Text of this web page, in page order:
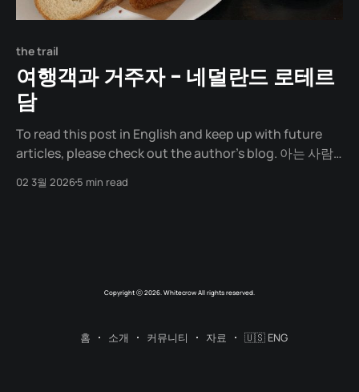
the trail
여행객과 거주자 - 네덜란드 로테르
담
To read this post in English and keep up with future
articles, please check out the author's blog. 아는 사람
은 거리도 혼자 걸을 때와 다르다. 누군가 옆에서 "저기가 맛
02 3월 20265 min read
Copyright ⓒ 2026. Whitecrow All rights reserved.
홈 소개 커뮤니티 자료 🇺🇸 ENG